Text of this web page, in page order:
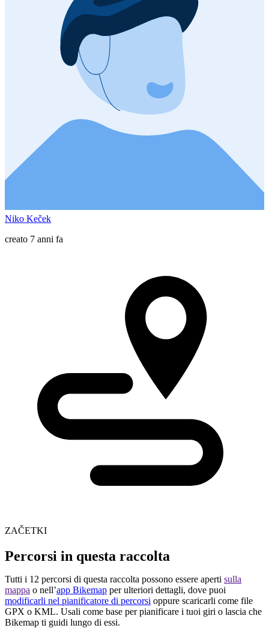
Niko Keček
creato 7 anni fa
ZAČETKI
Percorsi in questa raccolta
Tutti i 12 percorsi di questa raccolta possono essere aperti sulla
mappa o nell’app Bikemap per ulteriori dettagli, dove puoi
modificarli nel pianificatore di percorsi oppure scaricarli come file
GPX o KML. Usali come base per pianificare i tuoi giri o lascia che
Bikemap ti guidi lungo di essi.